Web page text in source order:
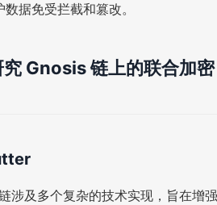
数据免受拦截和篡改。
Gnosis 链上的联合加密
涉及多个复杂的技术实现，旨在增强